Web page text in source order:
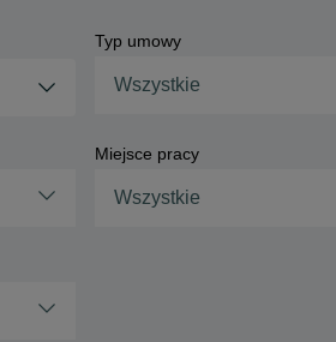
Typ umowy
Wszystkie
Miejsce pracy
Wszystkie